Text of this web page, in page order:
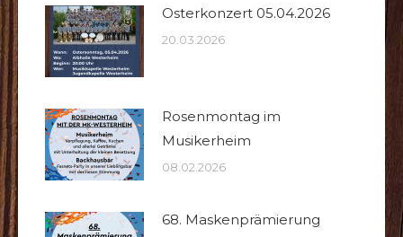
Osterkonzert 05.04.2026
20.03.2026
Rosenmontag im
Musikerheim
08.02.2026
68. Maskenprämierung